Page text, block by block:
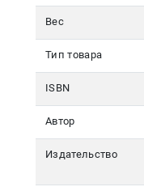
Вес
Тип товара
ISBN
Автор
Издательство